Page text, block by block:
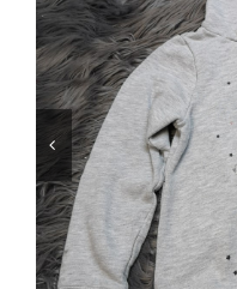
Jungen
Mädchen
Accesoires
Schuhe / Socken